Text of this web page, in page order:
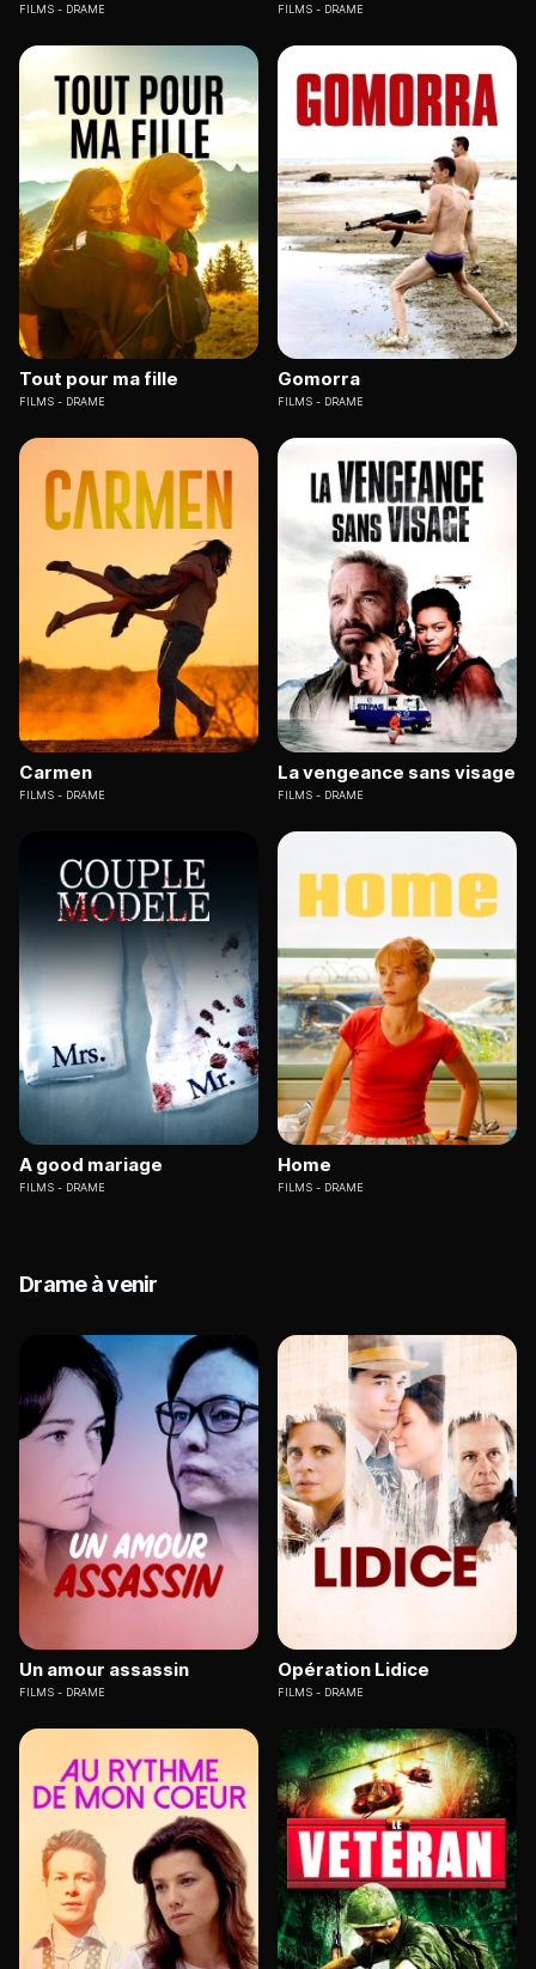
FILMS DRAME FILMS DRAME
Tout pour ma fille
FILMS DRAME
Gomorra
FILMS DRAME
Carmen
FILMS DRAME
La vengeance sans visage
FILMS DRAME
A good mariage
FILMS DRAME
Home
FILMS DRAME
Drame à venir
Un amour assassin
FILMS DRAME
Opération Lidice
FILMS DRAME